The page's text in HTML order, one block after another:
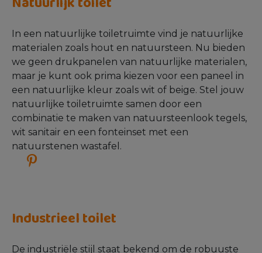
In een natuurlijke toiletruimte vind je natuurlijke
materialen zoals hout en natuursteen. Nu bieden
we geen drukpanelen van natuurlijke materialen,
maar je kunt ook prima kiezen voor een paneel in
een natuurlijke kleur zoals wit of beige. Stel jouw
natuurlijke toiletruimte samen door een
combinatie te maken van natuursteenlook tegels,
wit sanitair en een fonteinset met een
natuurstenen wastafel.